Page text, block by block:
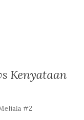
Kenyataan
#2